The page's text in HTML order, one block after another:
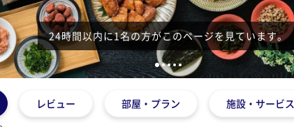
24時間以内に1名の方がこのページを見ています。
1 2345
レビュー 部屋・プラン 施設・サービス